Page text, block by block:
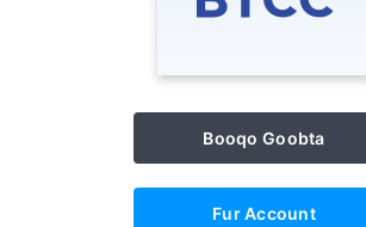
Booqo Goobta
Fur Account